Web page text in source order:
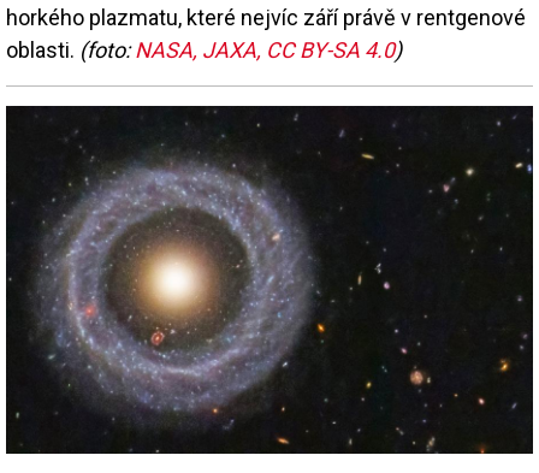
horkého plazmatu, které nejvíc září právě v rentgenové
oblasti. (foto:NASA, JAXA, CC BY-SA 4.0)